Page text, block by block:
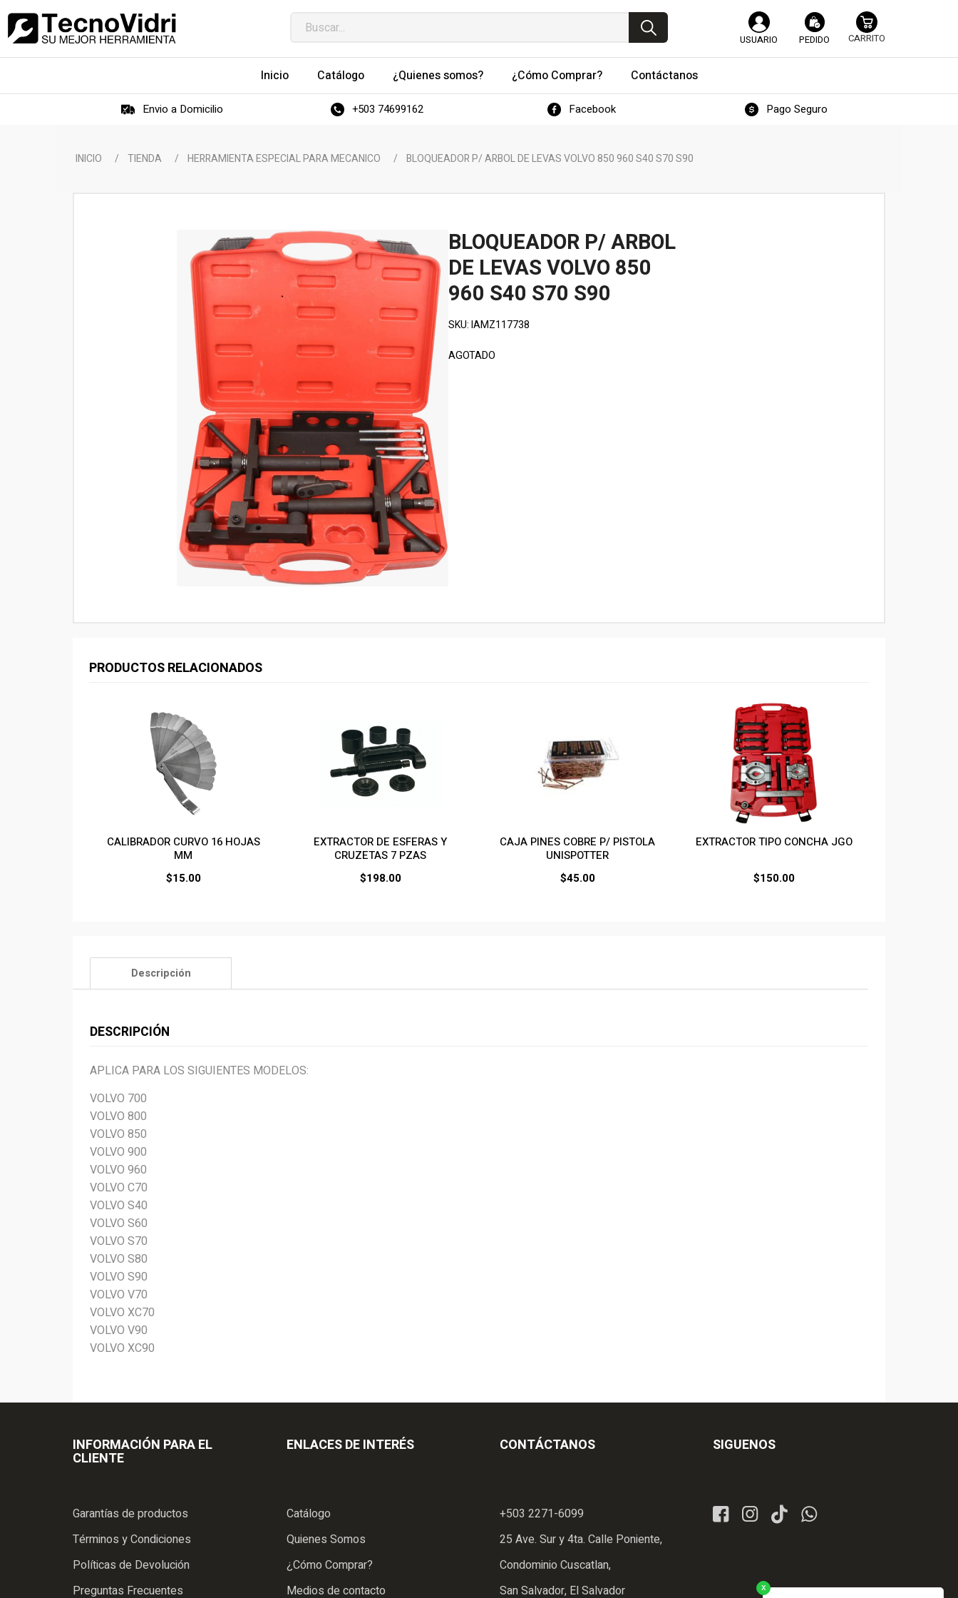
USUARIO PEDIDO
Inicio Catálogo ¿Quienes somos? ¿Cómo Comprar? Contáctanos
Envio a Domicilio +503 74699162 Facebook Pago Seguro
INICIO / TIENDA / HERRAMIENTA ESPECIAL PARA MECANICO / BLOQUEADOR P/ ARBOL DE LEVAS VOLVO 850 960 S40 S70 S90
BLOQUEADOR P/ ARBOL
DE LEVAS VOLVO 850
960 S40 S70 S90
SKU:IAMZ117738
AGOTADO
PRODUCTOS RELACIONADOS
CALIBRADOR CURVO 16 HOJAS
MM
$15.00
EXTRACTOR DE ESFERAS Y
CRUZETAS 7 PZAS
$198.00
CAJA PINES COBRE P/ PISTOLA
UNISPOTTER
$45.00
EXTRACTOR TIPO CONCHA JGO
$150.00
Descripción
DESCRIPCIÓN
APLICA PARA LOS SIGUIENTES MODELOS:
VOLVO 700
VOLVO 800
VOLVO 850
VOLVO 900
VOLVO 960
VOLVO C70
VOLVO S40
VOLVO S60
VOLVO S70
VOLVO S80
VOLVO S90
VOLVO V70
VOLVO XC70
VOLVO V90
VOLVO XC90
INFORMACIÓN PARA EL
CLIENTE
Garantías de productos
Términos y Condiciones
Políticas de Devolución
Preguntas Frecuentes
ENLACES DE INTERÉS
Catálogo
Quienes Somos
¿Cómo Comprar?
Medios de contacto
CONTÁCTANOS
+503 2271-6099
25 Ave. Sur y 4ta. Calle Poniente,
Condominio Cuscatlan,
San Salvador, El Salvador
SIGUENOS
x